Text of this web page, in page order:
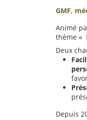
GMF,
Animé
thème «
Deux
Depuis